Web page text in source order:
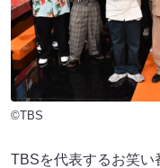
©TBS
TBSを代表するお笑い